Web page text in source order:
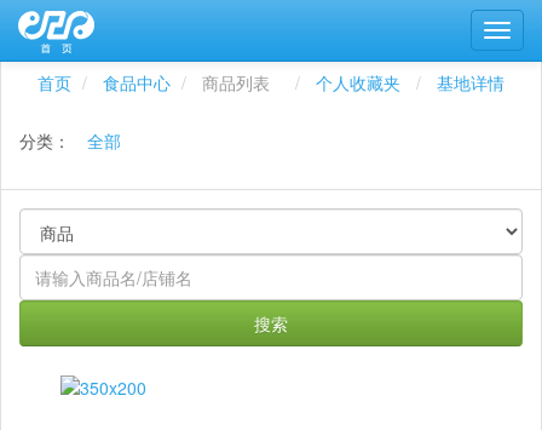
首页 食品中心 商品列表 基地详情
个人收藏夹
分类： 全部
搜索